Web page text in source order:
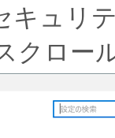
キュリ
クロー